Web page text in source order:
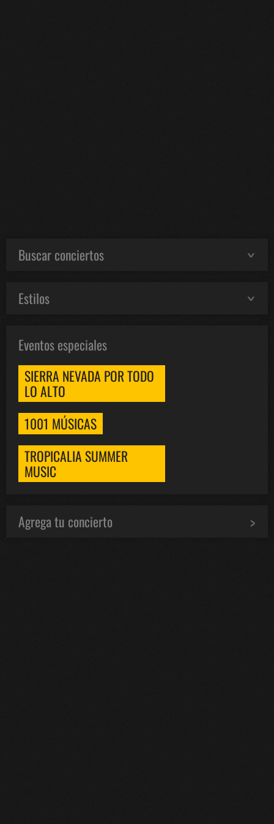
Buscar conciertos
Estilos
Eventos especiales
SIERRA NEVADA POR TODO
LO ALTO
1001 MÚSICAS
TROPICALIA SUMMER
MUSIC
Agrega tu concierto